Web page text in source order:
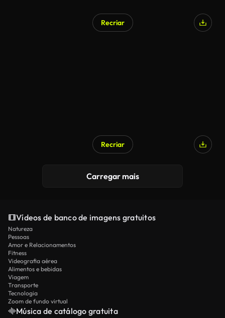
Recriar
Recriar
Carregar mais
Vídeos de banco de imagens gratuitos
Natureza
Pessoas
Amor e Relacionamentos
Fitness
Videografia aérea
Alimentos e bebidas
Viagem
Transporte
Tecnologia
Zoom de fundo virtual
Música de catálogo gratuita